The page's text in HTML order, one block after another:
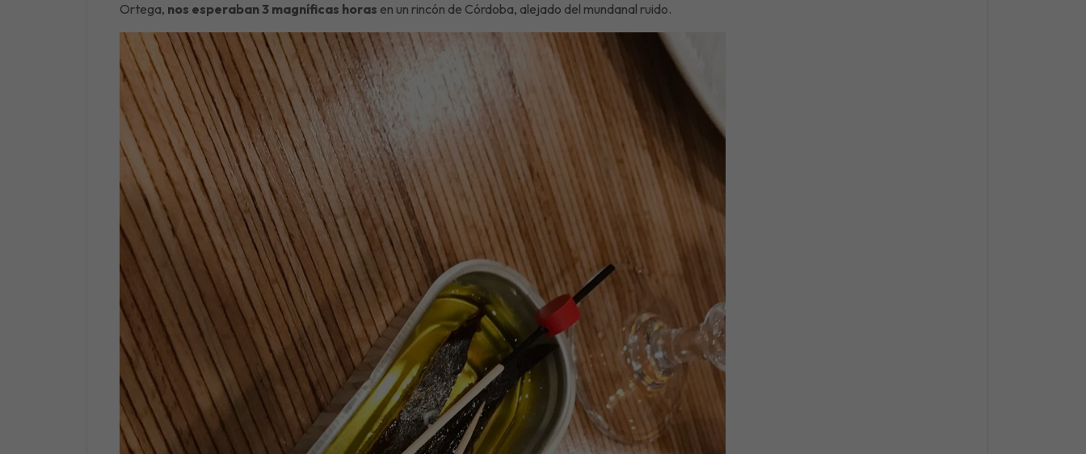
Ortega, nos esperaban 3 magníficas horas en un rincón de Córdoba, alejado del mundanal ruido.